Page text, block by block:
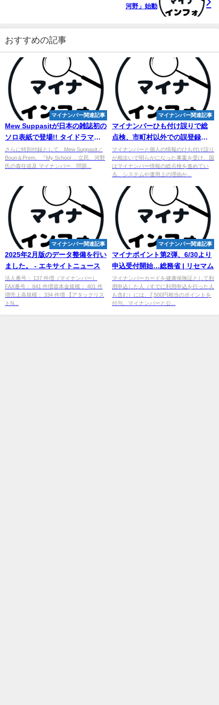
河野」始動
おすすめの記事
マイナンバー関連記事
Mew Suppasitが日本の雑誌初の
ソロ表紙で登場!! タイドラマガ
イド「D」の最新号が本日発売！
裏 ...
さらに特別付録として、Mew Suppasit／
Boun＆Prem、『My School ... 立民、河野
氏の責任追及 マイナンバー、問題...
マイナンバー関連記事
マイナンバーひも付け誤りで総
点検、市町村以外での誤登録が
懸念される理由
マイナンバーと個人の情報のひも付け誤り
が相次いで明らかになった事案を受け、国
はマイナンバー情報の総点検を進めてい
る。システムや運用上の理由か...
マイナンバー関連記事
2025年2月版のデータ整備を行い
ました。 - エキサイトニュース
法人番号： 137 件増（マイナンバー）
FAX番号： 841 件増資本金規模： 401 件
増売上高規模： 334 件増 【アタックリス
トN...
マイナンバー関連記事
マイナポイント第2弾、6/30より
申込受付開始…総務省 | リセマム
マイナンバーカードを健康保険証として利
用申込した人（すでに利用申込を行った人
も含む）には、7,500円相当のポイントを
付与。マイナンバーと公...